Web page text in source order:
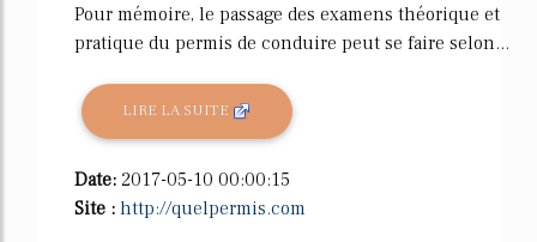
Pour mémoire, le passage des examens théorique et
pratique du permis de conduire peut se faire selon...
LIRE LA SUITE
Date: 2017-05-10 00:00:15
Site : http://quelpermis.com